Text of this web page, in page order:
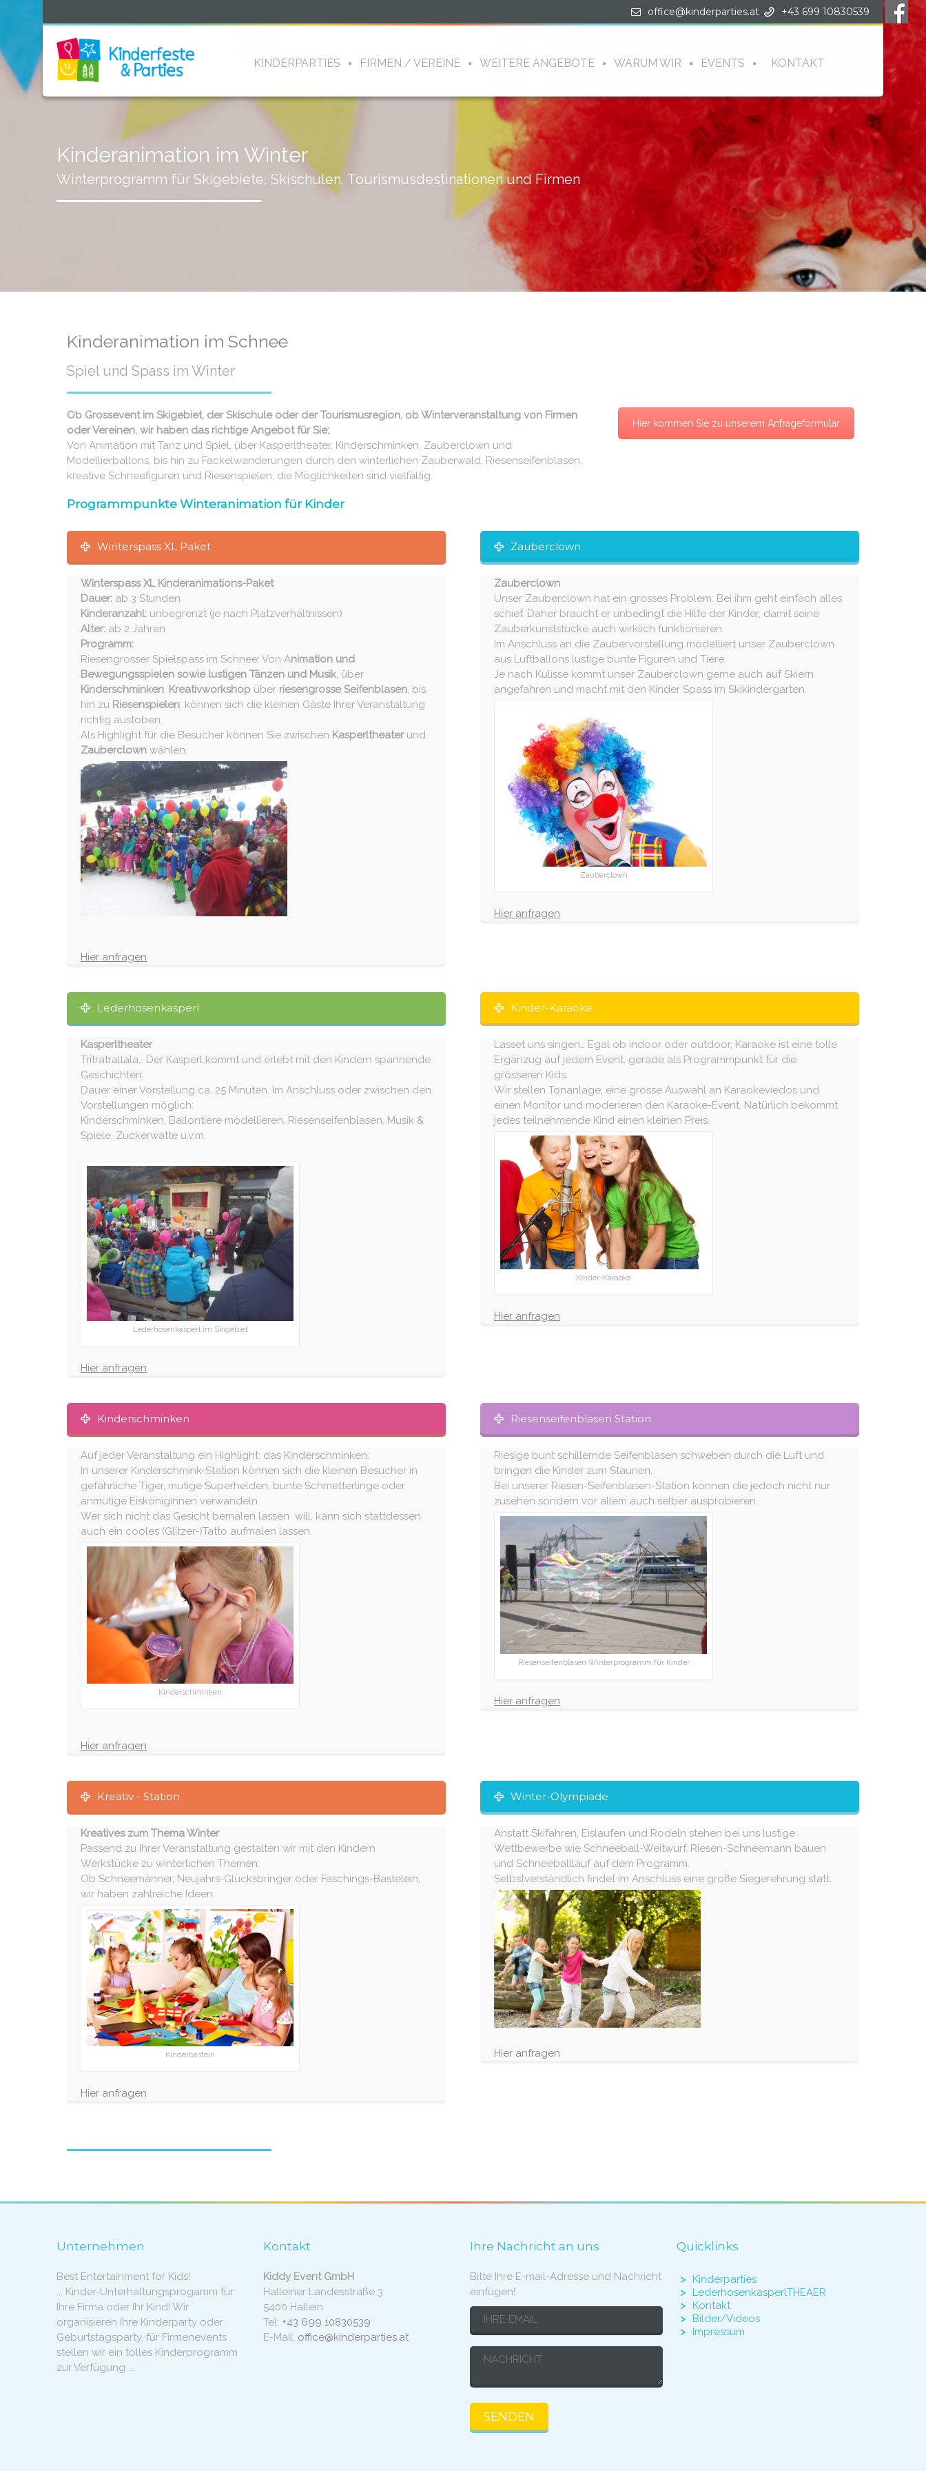
office@kinderparties.at +43 699 10830539
KINDERPARTIES FIRMEN / VEREINE WEITERE ANGEBOTE WARUM WIR EVENTS KONTAKT
Kinderanimation im Winter
Winterprogramm für Skigebiete, Skischulen, Tourismusdestinationen und Firmen
Kinderanimation im Schnee
Spiel und Spass im Winter
Ob Grossevent im Skigebiet, der Skischule oder der Tourismusregion, ob Winterveranstaltung von Firmen
oder Vereinen, wir haben das richtige Angebot für Sie:
Von Animation mit Tanz und Spiel, über Kasperltheater, Kinderschminken, Zauberclown und
Modellierballons, bis hin zu Fackelwanderungen durch den winterlichen Zauberwald, Riesenseifenblasen,
kreative Schneefiguren und Riesenspielen, die Möglichkeiten sind vielfältig.
Programmpunkte Winteranimation für Kinder
Hier kommen Sie zu unserem Anfrageformular
Winterspass XL Paket
Winterspass XL Kinderanimations-Paket
Dauer: ab 3 Stunden
Kinderanzahl: unbegrenzt (je nach Platzverhältnissen)
Alter: ab 2 Jahren
Programm:
Riesengrosser Spielspass im Schnee: Von Animation und
Bewegungsspielen sowie lustigen Tänzen und Musik, über
Kinderschminken, Kreativworkshop über riesengrosse Seifenblasen, bis
hin zu Riesenspielen; können sich die kleinen Gäste Ihrer Veranstaltung
richtig austoben.
Als Highlight für die Besucher können Sie zwischen Kasperltheaterund
Zauberclown wählen.
Hier anfragen
Zauberclown
Zauberclown
Unser Zauberclown hat ein grosses Problem: Bei ihm geht einfach alles
schief. Daher braucht er unbedingt die Hilfe der Kinder, damit seine
Zauberkunststücke auch wirklich funktionieren.
Im Anschluss an die Zaubervorstellung modelliert unser Zauberclown
aus Luftballons lustige bunte Figuren und Tiere.
Je nach Kulisse kommt unser Zauberclown gerne auch auf Skiern
angefahren und macht mit den Kinder Spass im Skikindergarten.
Zauberclown
Hier anfragen
Lederhosenkasperl
Kasperltheater
Tritratrallala… Der Kasperl kommt und erlebt mit den Kindern spannende
Geschichten.
Dauer einer Vorstellung ca. 25 Minuten. Im Anschluss oder zwischen den
Vorstellungen möglich:
Kinderschminken, Ballontiere modellieren, Riesenseifenblasen, Musik &
Spiele, Zuckerwatte u.v.m.
Lederhosenkasperl im Skigebiet
Hier anfragen
Kinder-Karaoke
Lasset uns singen… Egal ob indoor oder outdoor, Karaoke ist eine tolle
Ergänzug auf jedem Event, gerade als Programmpunkt für die
grösseren Kids.
Wir stellen Tonanlage, eine grosse Auswahl an Karaokeviedos und
einen Monitor und moderieren den Karaoke-Event. Natürlich bekommt
jedes teilnehmende Kind einen kleinen Preis.
Kinder-Karaoke
Hier anfragen
Kinderschminken
Auf jeder Veranstaltung ein Highlight: das Kinderschminken:
In unserer Kinderschmink-Station können sich die kleinen Besucher in
gefährliche Tiger, mutige Superhelden, bunte Schmetterlinge oder
anmutige Eisköniginnen verwandeln.
Wer sich nicht das Gesicht bemalen lassen will, kann sich stattdessen
auch ein cooles (Glitzer-)Tatto aufmalen lassen.
Kinderschminken
Hier anfragen
Riesenseifenblasen Station
Riesige bunt schillernde Seifenblasen schweben durch die Luft und
bringen die Kinder zum Staunen.
Bei unserer Riesen-Seifenblasen-Station können die jedoch nicht nur
zusehen sondern vor allem auch selber ausprobieren.
Riesenseifenblasen Winterprogramm für Kinder
Hier anfragen
Kreativ - Station
Kreatives zum Thema Winter
Passend zu Ihrer Veranstaltung gestalten wir mit den Kindern
Werkstücke zu winterlichen Themen:
Ob Schneemänner, Neujahrs-Glücksbringer oder Faschings-Bastelein,
wir haben zahlreiche Ideen.
Kinderbasteln
Hier anfragen
Winter-Olympiade
Anstatt Skifahren, Eislaufen und Rodeln stehen bei uns lustige
Wettbewerbe wie Schneeball-Weitwurf, Riesen-Schneemann bauen
und Schneeballlauf auf dem Programm.
Selbstverständlich findet im Anschluss eine große Siegerehrung statt.
Hier anfragen
Unternehmen
Best Entertainment for Kids!
... Kinder-Unterhaltungsprogamm für
Ihre Firma oder Ihr Kind! Wir
organisieren Ihre Kinderparty oder
Geburtstagsparty, für Firmenevents
stellen wir ein tolles Kinderprogramm
zur Verfügung ...
Kontakt
Kiddy Event GmbH
Halleiner Landesstraße 3
5400 Hallein
Tel: +43 699 10830539
E-Mail: office@kinderparties.at
Ihre Nachricht an uns
Bitte Ihre E-mail-Adresse und Nachricht
einfügen!
Quicklinks
Kinderparties
LederhosenkasperlTHEAER
Kontakt
Bilder/Videos
Impressum